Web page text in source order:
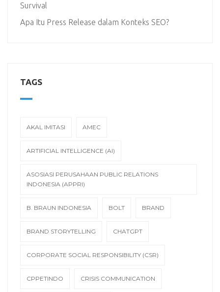
Survival
Apa Itu Press Release dalam Konteks SEO?
TAGS
AKAL IMITASI AMEC
ARTIFICIAL INTELLIGENCE (AI)
ASOSIASI PERUSAHAAN PUBLIC RELATIONS
INDONESIA (APPRI)
B. BRAUN INDONESIA BOLT BRAND
BRAND STORYTELLING CHATGPT
CORPORATE SOCIAL RESPONSIBILITY (CSR)
CPPETINDO CRISIS COMMUNICATION